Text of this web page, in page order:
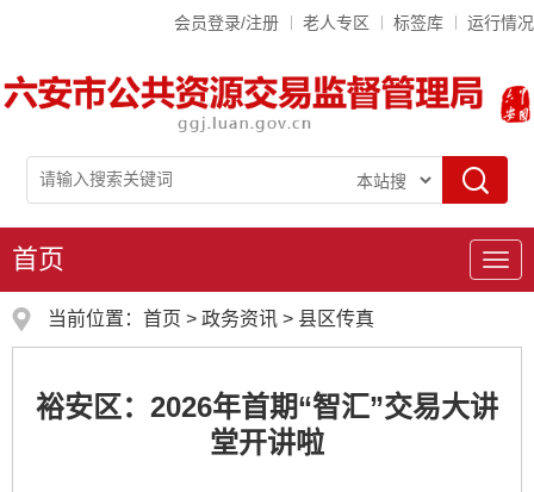
会员登录/注册 老人专区 标签库 运行情况
导
首页
当前位置： 首页 > 政务资讯 > 县区传真
裕安区：2026年首期“智汇”交易大讲
堂开讲啦